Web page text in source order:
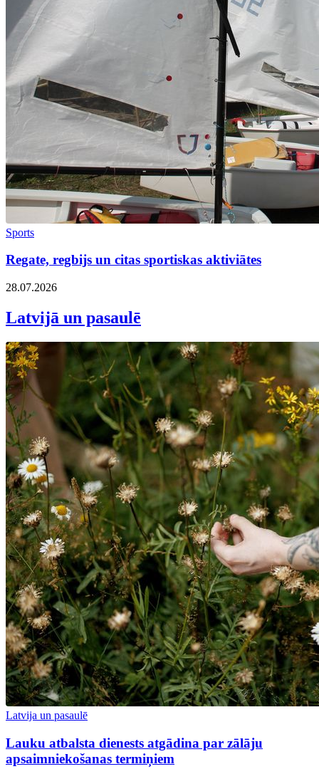
Sports
Regate, regbijs un citas sportiskas aktiviātes
28.07.2026
Latvijā un pasaulē
Latvija un pasaulē
Lauku atbalsta dienests atgādina par zālāju
apsaimniekošanas termiņiem